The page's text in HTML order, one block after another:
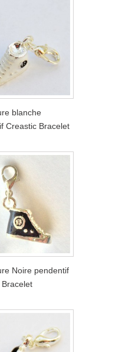
blanche
Creastic Bracelet
Noire pendentif